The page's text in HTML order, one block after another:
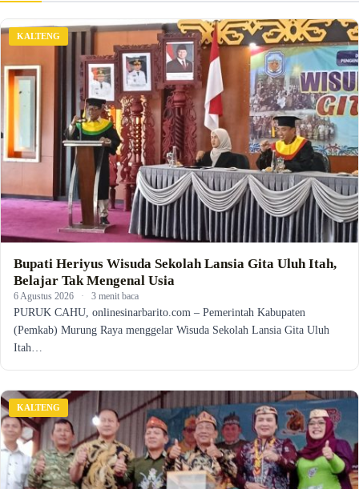
KALTENG
Bupati Heriyus Wisuda Sekolah Lansia Gita Uluh Itah,
Belajar Tak Mengenal Usia
6 Agustus 2026 · 3 menit baca
PURUK CAHU, onlinesinarbarito.com – Pemerintah Kabupaten
(Pemkab) Murung Raya menggelar Wisuda Sekolah Lansia Gita Uluh
Itah…
KALTENG